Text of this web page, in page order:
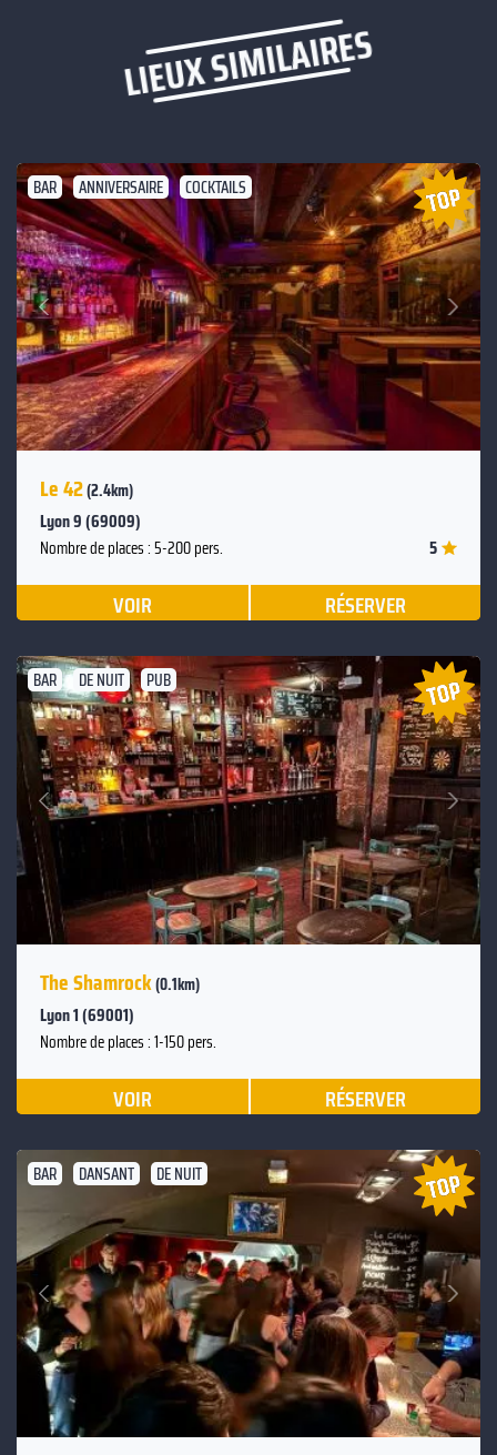
LIEUX SIMILAIRES
BAR ANNIVERSAIRE COCKTAILS
Précédent
Suivant
Le 42(2.4km)
Lyon 9 (69009)
Nombre de places : 5-200 pers. 5
VOIR RÉSERVER
BAR DE NUIT PUB
Précédent
Suivant
The Shamrock(0.1km)
Lyon 1 (69001)
Nombre de places : 1-150 pers.
VOIR RÉSERVER
BAR DANSANT DE NUIT
Précédent
Suivant